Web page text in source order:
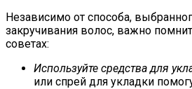
Независимо от способа,
закручивания волос, важно
советах:
Используйте средства для
или спрей для укладки